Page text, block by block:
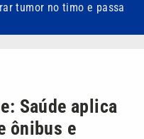
tumor no timo e passa
Saúde aplica
ônibus e